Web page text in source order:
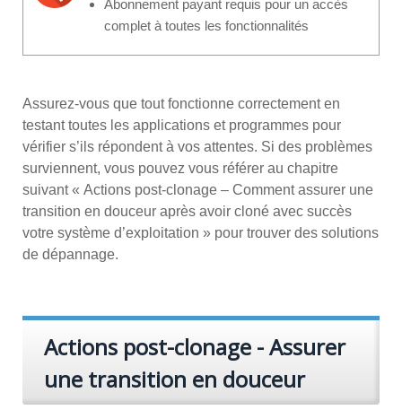
Abonnement payant requis pour un accès
complet à toutes les fonctionnalités
Assurez-vous que tout fonctionne correctement en
testant toutes les applications et programmes pour
vérifier s’ils répondent à vos attentes. Si des problèmes
surviennent, vous pouvez vous référer au chapitre
suivant « Actions post-clonage – Comment assurer une
transition en douceur après avoir cloné avec succès
votre système d’exploitation » pour trouver des solutions
de dépannage.
Actions post-clonage - Assurer
une transition en douceur